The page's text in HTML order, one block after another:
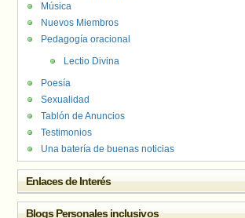
Música
Nuevos Miembros
Pedagogía oracional
Lectio Divina
Poesía
Sexualidad
Tablón de Anuncios
Testimonios
Una batería de buenas noticias
Enlaces de Interés
Blogs Personales inclusivos